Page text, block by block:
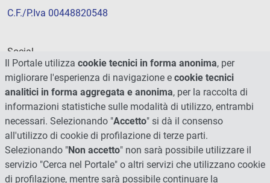
C.F./P.Iva 00448820548
Social
Il Portale utilizza cookie tecnici in forma anonima, per
migliorare l'esperienza di navigazione e cookie tecnici
analitici in forma aggregata e anonima, per la raccolta di
informazioni statistiche sulle modalità di utilizzo, entrambi
necessari. Selezionando "Accetto" si dà il consenso
all'utilizzo di cookie di profilazione di terze parti.
Selezionando "Non accetto" non sarà possibile utilizzare il
servizio "Cerca nel Portale" o altri servizi che utilizzano cookie
di profilazione, mentre sarà possibile continuare la